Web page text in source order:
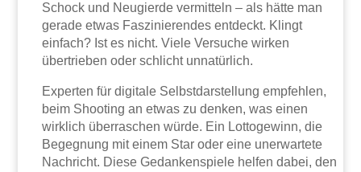
Schock und Neugierde vermitteln – als hätte man
gerade etwas Faszinierendes entdeckt. Klingt
einfach? Ist es nicht. Viele Versuche wirken
übertrieben oder schlicht unnatürlich.
Experten für digitale Selbstdarstellung empfehlen,
beim Shooting an etwas zu denken, was einen
wirklich überraschen würde. Ein Lottogewinn, die
Begegnung mit einem Star oder eine unerwartete
Nachricht. Diese Gedankenspiele helfen dabei, den